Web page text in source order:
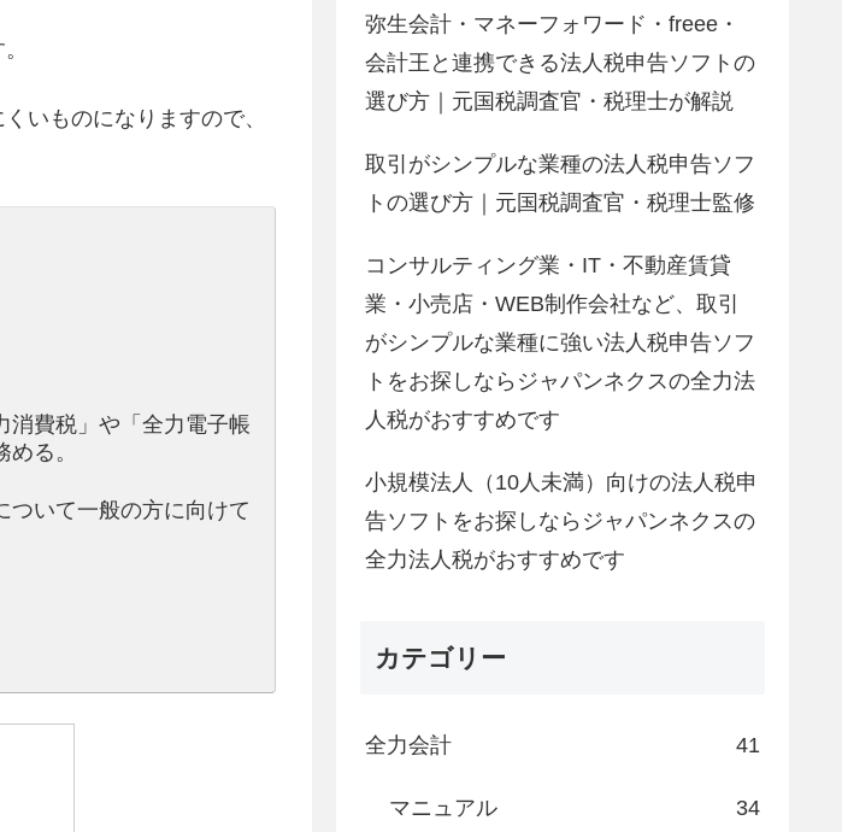
いものになりますので、
消費税」や「全力電子帳
る。
ついて一般の方に向けて
弥生会計・マネーフォワード・freee・
会計王と連携できる法人税申告ソフトの
選び方｜元国税調査官・税理士が解説
取引がシンプルな業種の法人税申告ソフ
トの選び方｜元国税調査官・税理士監修
コンサルティング業・IT・不動産賃貸
業・小売店・WEB制作会社など、取引
がシンプルな業種に強い法人税申告ソフ
トをお探しならジャパンネクスの全力法
人税がおすすめです
小規模法人（10人未満）向けの法人税申
告ソフトをお探しならジャパンネクスの
全力法人税がおすすめです
カテゴリー
全力会計 41
マニュアル 34